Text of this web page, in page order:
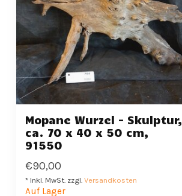
Mopane Wurzel - Skulptur,
ca. 70 x 40 x 50 cm,
91550
€90,00
* Inkl. MwSt. zzgl. Versandkosten
Auf Lager